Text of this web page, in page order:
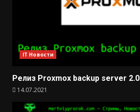
IT Новости
Релиз Proxmox backup server 2.0
14.07.2021